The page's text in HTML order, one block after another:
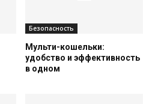
Безопасность
Мульти-кошельки:
удобство и эффективность
в одном